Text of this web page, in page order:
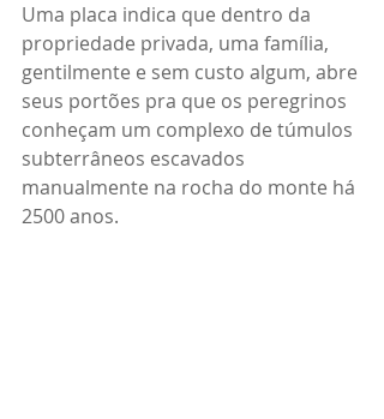
Uma placa indica que dentro da
propriedade privada, uma família,
gentilmente e sem custo algum, abre
seus portões pra que os peregrinos
conheçam um complexo de túmulos
subterrâneos escavados
manualmente na rocha do monte há
2500 anos.